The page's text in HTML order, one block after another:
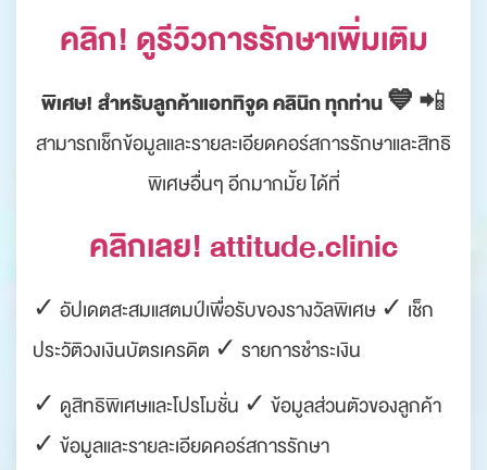
คลิก! ดูรีวิวการรักษาเพิ่มเติม
พิเศษ! สำหรับลูกค้าแอททิจูด คลินิก ทุกท่าน 💙 📲
สามารถเช็กข้อมูลและรายละเอียดคอร์สการรักษาและสิทธิ
พิเศษอื่นๆ อีกมากมั้ย ได้ที่
คลิกเลย! attitude.clinic
✓ อัปเดตสะสมแสตมป์เพื่อรับของรางวัลพิเศษ ✓ เช็ก
ประวัติวงเงินบัตรเครดิต ✓ รายการชำระเงิน
✓ ดูสิทธิพิเศษและโปรโมชั่น ✓ ข้อมูลส่วนตัวของลูกค้า
✓ ข้อมูลและรายละเอียดคอร์สการรักษา